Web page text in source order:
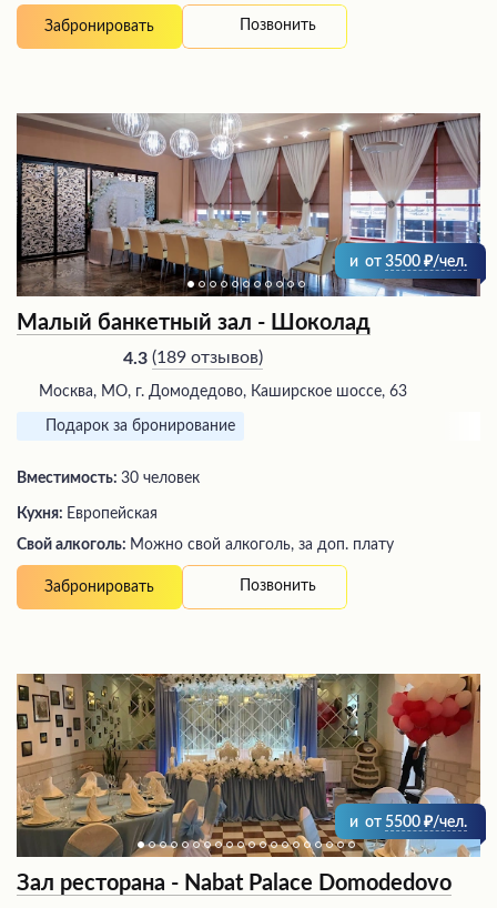
Забронировать Позвонить
и от 3500 /чел.
Малый банкетный зал - Шоколад
4.3 (189 отзывов)
Москва, МО, г. Домодедово, Каширское шоссе, 63
Подарок за бронирование
Вместимость: 30 человек
Кухня: Европейская
Свой алкоголь: Можно свой алкоголь, за доп. плату
Забронировать Позвонить
и от 5500 /чел.
Зал ресторана - Nabat Palace Domodedovo